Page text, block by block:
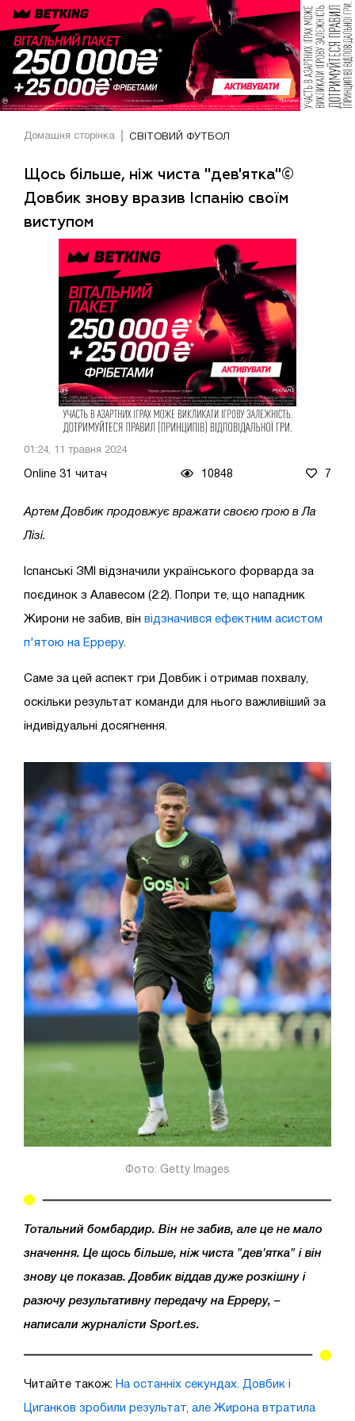
Домашня сторінка СВІТОВИЙ ФУТБОЛ
Щось більше, ніж чиста "дев'ятка"©
Довбик знову вразив Іспанію своїм
виступом
01:24, 11 травня 2024
Online 31 читач 10848 7
Артем Довбик продовжує вражати своєю грою в Ла
Лізі.
Іспанські ЗМІ відзначили українського форварда за
поєдинок з Алавесом (2:2). Попри те, що нападник
Жирони не забив, він відзначився ефектним асистом
п'ятою на Ерреру.
Саме за цей аспект гри Довбик і отримав похвалу,
оскільки результат команди для нього важливіший за
індивідуальні досягнення.
Фото: Getty Images
Тотальний бомбардир. Він не забив, але це не мало
значення. Це щось більше, ніж чиста "дев'ятка" і він
знову це показав. Довбик віддав дуже розкішну і
разючу результативну передачу на Ерреру, –
написали журналісти Sport.es.
Читайте також: На останніх секундах. Довбик і
Циганков зробили результат, але Жирона втратила